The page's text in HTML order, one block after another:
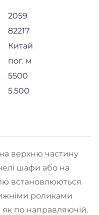
2059
82217
Китай
пог. м
5500
5.500
верхню частину
шафи або на
встановлюються
роликами
по направляючій.